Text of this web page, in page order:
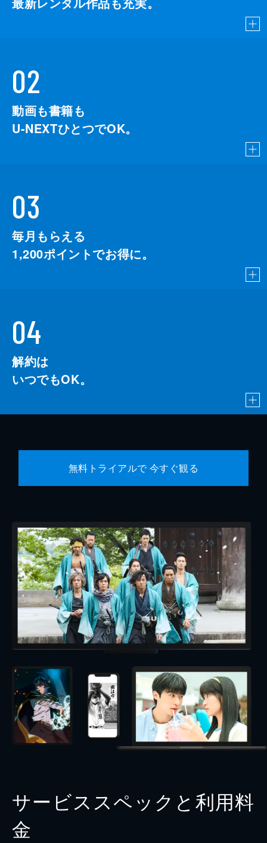
02
動画も書籍も
U-NEXTひとつでOK。
03
毎月もらえる
1,200ポイントでお得に。
04
解約は
いつでもOK。
無料トライアルで 今すぐ観る
サービススペックと利用料
金